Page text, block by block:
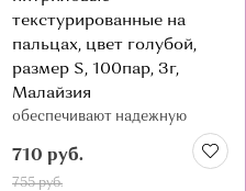
текстурированные на
пальцах, цвет голубой,
размер S, 100пар, 3г,
Малайзия
обеспечивают надежную
барьерную защиту и удобство
в работе
710 руб.
755 руб.